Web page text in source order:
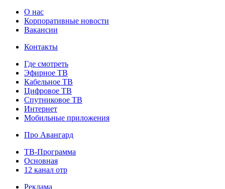
О нас
Корпоративные новости
Вакансии
Контакты
Где смотреть
Эфирное ТВ
Кабельное ТВ
Цифровое ТВ
Спутниковое ТВ
Интернет
Мобильные приложения
Про Авангард
ТВ-Программа
Основная
12 канал отр
Реклама